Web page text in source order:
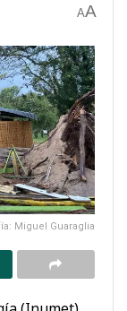
AA
Miguel Guaraglia